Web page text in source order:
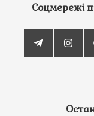
Соцмережі